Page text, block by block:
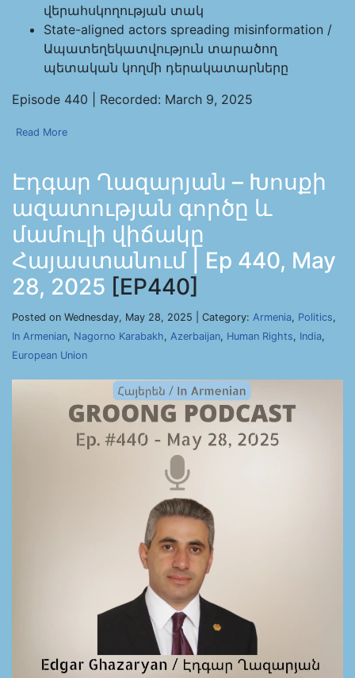
վերահսկողության տակ
State-aligned actors spreading misinformation /
Ապատեղեկատվություն տարածող
պետական կողմի դերակատարները
Episode 440 | Recorded: March 9, 2025
Read More
Էդգար Ղազարյան – Խոսքի
ազատության գործը և
մամուլի վիճակը
Հայաստանում | Ep 440, May
28, 2025 [EP440]
Posted on Wednesday, May 28, 2025 | Category: Armenia, Politics,
In Armenian, Nagorno Karabakh, Azerbaijan, Human Rights, India,
European Union